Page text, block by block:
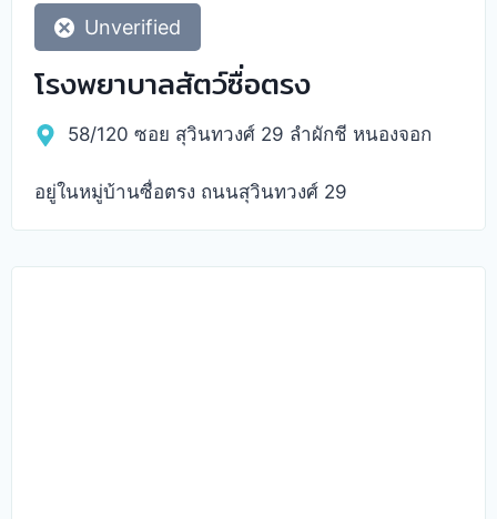
Unverified
โรงพยาบาลสัตว์ซื่อตรง
58/120 ซอย สุวินทวงศ์ 29 ลำผักชี หนองจอก
อยู่ในหมู่บ้านซื่อตรง ถนนสุวินทวงศ์ 29